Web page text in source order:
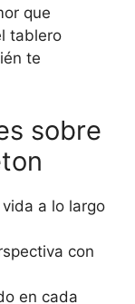
que
tablero
te
sobre
a lo largo
con
en cada